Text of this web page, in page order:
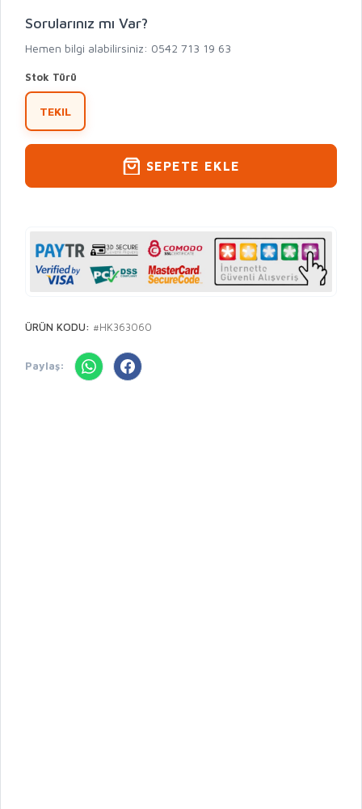
Sorularınız mı Var?
Hemen bilgi alabilirsiniz: 0542 713 19 63
Stok Türü
TEKIL
SEPETE EKLE
ÜRÜN KODU: #HK363060
Paylaş: